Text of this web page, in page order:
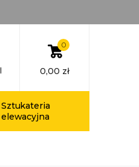
0
0,00 zł
Sztukateria
elewacyjna